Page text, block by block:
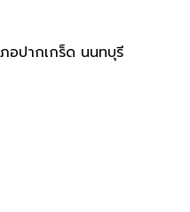
อปากเกร็ด นนทบุรี